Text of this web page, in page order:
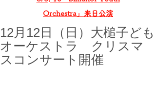
Orchestra」来日公演
12月12日（日）大槌子ども
オーケストラ クリスマ
スコンサート開催